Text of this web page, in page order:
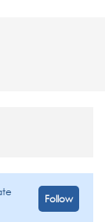
Follow